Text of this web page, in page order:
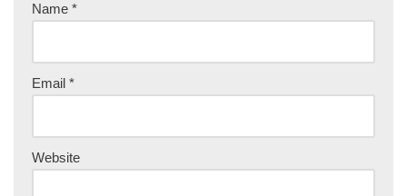
Name *
Email *
Website